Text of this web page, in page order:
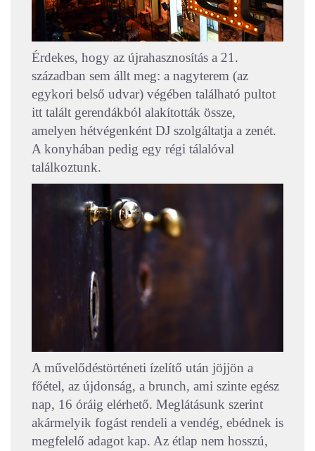
Érdekes, hogy az újrahasznosítás a 21.
században sem állt meg: a nagyterem (az
egykori belső udvar) végében található pultot
itt talált gerendákból alakították össze,
amelyen hétvégenként DJ szolgáltatja a zenét.
A konyhában pedig egy régi tálalóval
találkoztunk.
A művelődéstörténeti ízelítő után jöjjön a
főétel, az újdonság, a brunch, ami szinte egész
nap, 16 óráig elérhető. Meglátásunk szerint
akármelyik fogást rendeli a vendég, ebédnek is
megfelelő adagot kap. Az étlap nem hosszú,